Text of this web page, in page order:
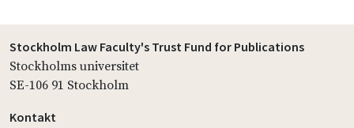
Stockholm Law Faculty's Trust Fund for Publications
Stockholms universitet
SE-106 91 Stockholm
Kontakt